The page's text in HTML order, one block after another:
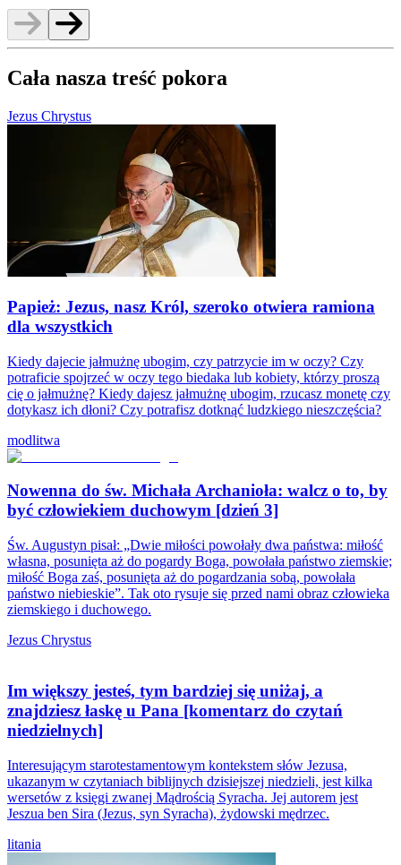
Cała nasza treść pokora
Jezus Chrystus
Papież: Jezus, nasz Król, szeroko otwiera ramiona
dla wszystkich
Kiedy dajecie jałmużnę ubogim, czy patrzycie im w oczy? Czy
potraficie spojrzeć w oczy tego biedaka lub kobiety, którzy proszą
cię o jałmużnę? Kiedy dajesz jałmużnę ubogim, rzucasz monetę czy
dotykasz ich dłoni? Czy potrafisz dotknąć ludzkiego nieszczęścia?
modlitwa
Nowenna do św. Michała Archanioła: walcz o to, by
być człowiekiem duchowym [dzień 3]
Św. Augustyn pisał: „Dwie miłości powołały dwa państwa: miłość
własna, posunięta aż do pogardy Boga, powołała państwo ziemskie;
miłość Boga zaś, posunięta aż do pogardzania sobą, powołała
państwo niebieskie”. Tak oto rysuje się przed nami obraz człowieka
ziemskiego i duchowego.
Jezus Chrystus
Im większy jesteś, tym bardziej się uniżaj, a
znajdziesz łaskę u Pana [komentarz do czytań
niedzielnych]
Interesującym starotestamentowym kontekstem słów Jezusa,
ukazanym w czytaniach biblijnych dzisiejszej niedzieli, jest kilka
wersetów z księgi zwanej Mądrością Syracha. Jej autorem jest
Jeszua ben Sira (Jezus, syn Syracha), żydowski mędrzec.
litania